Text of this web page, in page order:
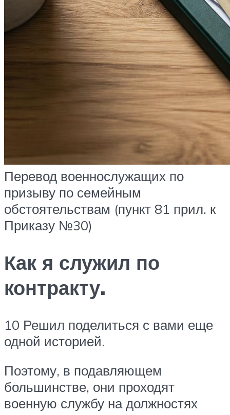
Перевод военнослужащих по
призыву по семейным
обстоятельствам (пункт 81 прил. к
Приказу №30)
Как я служил по
контракту.
10 Решил поделиться с вами еще
одной историей.
Поэтому, в подавляющем
большинстве, они проходят
военную службу на должностях